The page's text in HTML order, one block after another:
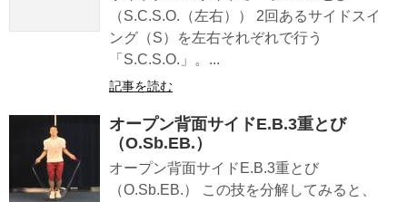
（S.C.S.O.（左右）） 2回あるサイドスイ
ング（S）を左右それぞれで行う
「S.C.S.O.」。...
記事を読む
オープン背面サイドE.B.3重とび
（O.Sb.EB.）
オープン背面サイドE.B.3重とび
（O.Sb.EB.） この技を分解してみると、